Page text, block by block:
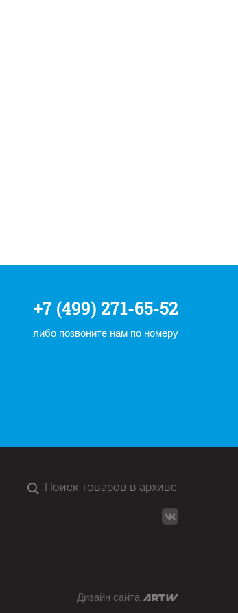
+7 (499) 271-65-52
либо позвоните нам по номеру
Дизайн сайта